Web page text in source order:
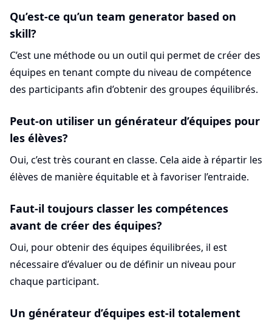
Qu’est-ce qu’un team generator based on
skill?
C’est une méthode ou un outil qui permet de créer des
équipes en tenant compte du niveau de compétence
des participants afin d’obtenir des groupes équilibrés.
Peut-on utiliser un générateur d’équipes pour
les élèves?
Oui, c’est très courant en classe. Cela aide à répartir les
élèves de manière équitable et à favoriser l’entraide.
Faut-il toujours classer les compétences
avant de créer des équipes?
Oui, pour obtenir des équipes équilibrées, il est
nécessaire d’évaluer ou de définir un niveau pour
chaque participant.
Un générateur d’équipes est-il totalement